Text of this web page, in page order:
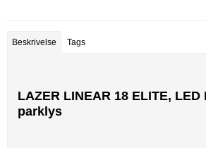
Beskrivelse Tags
LAZER LINEAR 18 ELITE, LED
parklys